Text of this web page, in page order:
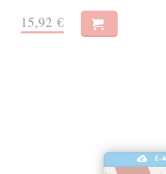
15,92 €
E-